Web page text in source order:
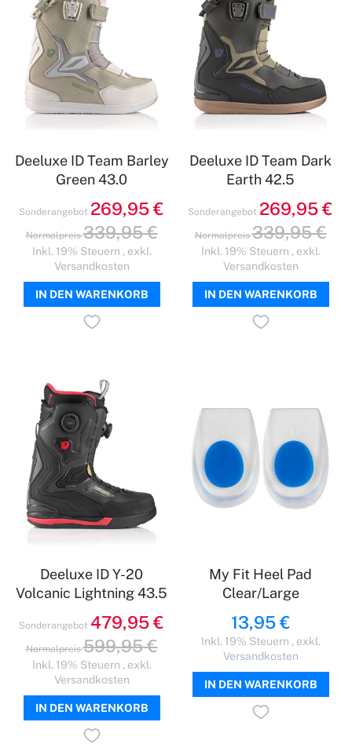
Deeluxe ID Team Barley
Green 43.0
Sonderangebot 269,95 €
Normalpreis 339,95 €
Inkl. 19% Steuern , exkl.
Versandkosten
IN DEN WARENKORB
Deeluxe ID Team Dark
Earth 42.5
Sonderangebot 269,95 €
Normalpreis 339,95 €
Inkl. 19% Steuern , exkl.
Versandkosten
IN DEN WARENKORB
Deeluxe ID Y-20
Volcanic Lightning 43.5
Sonderangebot 479,95 €
Normalpreis 599,95 €
Inkl. 19% Steuern , exkl.
Versandkosten
IN DEN WARENKORB
My Fit Heel Pad
Clear/Large
13,95 €
Inkl. 19% Steuern , exkl.
Versandkosten
IN DEN WARENKORB